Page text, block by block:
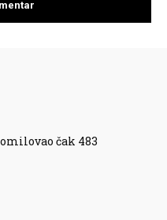
čak 483